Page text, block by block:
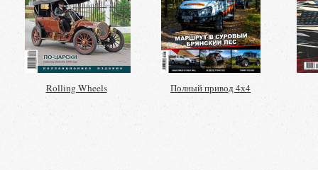
Rolling Wheels Полный привод 4х4